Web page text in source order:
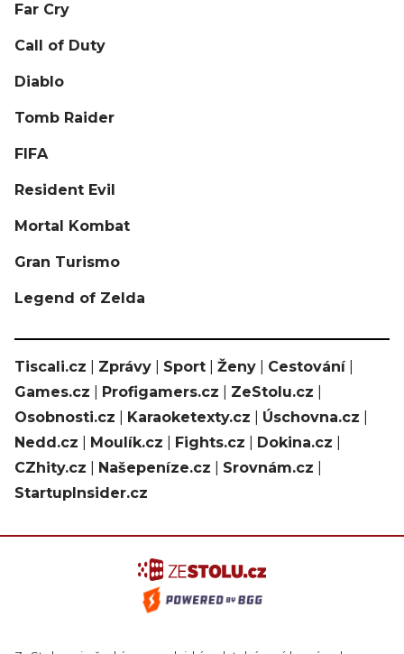
Far Cry
Call of Duty
Diablo
Tomb Raider
FIFA
Resident Evil
Mortal Kombat
Gran Turismo
Legend of Zelda
Tiscali.cz Zprávy Sport Ženy Cestování|
Games.cz
Profigamers.cz ZeStolu.cz
Osobnosti.cz
Karaoketexty.cz Úschovna.cz
Nedd.cz
Moulík.cz Fights.cz Dokina.cz
CZhity.cz
Našepeníze.cz Srovnám.cz
StartupInsider.cz